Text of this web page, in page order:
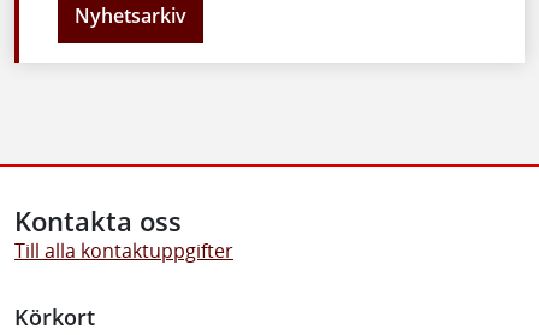
Nyhetsarkiv
Kontakta oss
Till alla kontaktuppgifter
Körkort